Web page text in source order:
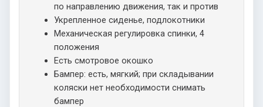
по направлению движения, так и против
Укрепленное сиденье, подлокотники
Механическая регулировка спинки, 4
положения
Есть смотровое окошко
Бампер: есть, мягкий; при складывании
коляски нет необходимости снимать
бампер